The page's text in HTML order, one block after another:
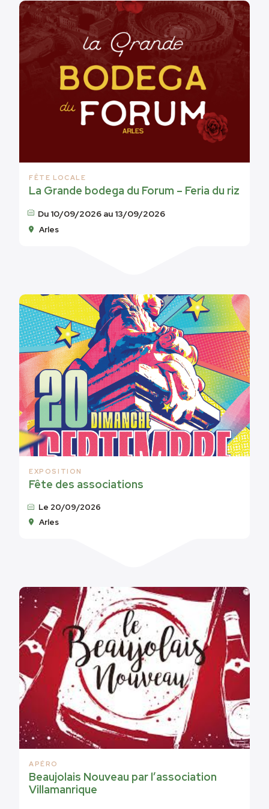
FÊTE LOCALE
La Grande bodega du Forum – Feria du riz
Du 10/09/2026 au 13/09/2026
Arles
EXPOSITION
Fête des associations
Le 20/09/2026
Arles
APÉRO
Beaujolais Nouveau par l’association
Villamanrique